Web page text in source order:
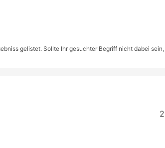
gelistet. Sollte Ihr gesuchter Begriff nicht dabei